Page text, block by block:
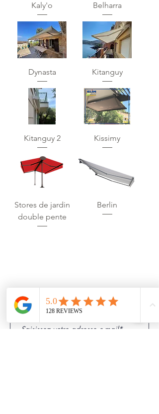
Kaly'o Belharra
Dynasta Kitanguy
Kitanguy 2 Kissimy
Stores de jardin
double pente
Berlin
Pour recevoir notre
newsletterinscrivez-voussur notre liste.